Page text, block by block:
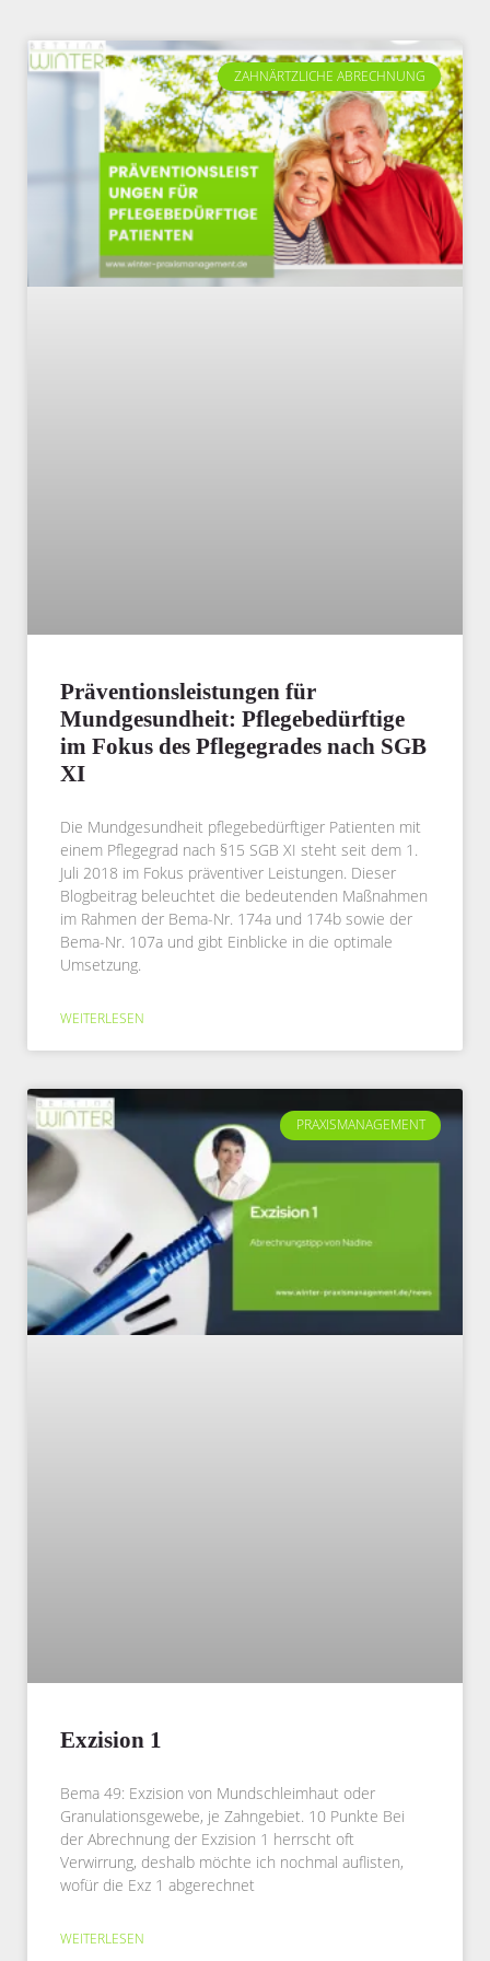
ZAHNÄRTZLICHE ABRECHNUNG
Präventionsleistungen für
Mundgesundheit: Pflegebedürftige
im Fokus des Pflegegrades nach SGB
XI
Die Mundgesundheit pflegebedürftiger Patienten mit
einem Pflegegrad nach §15 SGB XI steht seit dem 1.
Juli 2018 im Fokus präventiver Leistungen. Dieser
Blogbeitrag beleuchtet die bedeutenden Maßnahmen
im Rahmen der Bema-Nr. 174a und 174b sowie der
Bema-Nr. 107a und gibt Einblicke in die optimale
Umsetzung.
WEITERLESEN
PRAXISMANAGEMENT
Exzision 1
Bema 49: Exzision von Mundschleimhaut oder
Granulationsgewebe, je Zahngebiet. 10 Punkte Bei
der Abrechnung der Exzision 1 herrscht oft
Verwirrung, deshalb möchte ich nochmal auflisten,
wofür die Exz 1 abgerechnet
WEITERLESEN